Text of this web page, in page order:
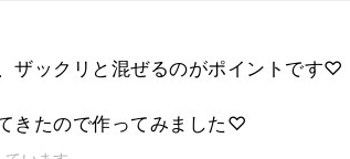
ザックリと混ぜるのがポイントです♡
きたので作ってみました♡